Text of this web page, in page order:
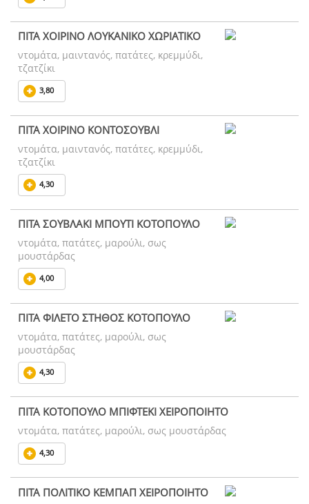
ΠΙΤΑ ΧΟΙΡΙΝΟ ΛΟΥΚΑΝΙΚΟ ΧΩΡΙΑΤΙΚΟ
ντομάτα, μαιντανός, πατάτες, κρεμμύδι,
τζατζίκι
3,80
ΠΙΤΑ ΧΟΙΡΙΝΟ ΚΟΝΤΟΣΟΥΒΛΙ
ντομάτα, μαιντανός, πατάτες, κρεμμύδι,
τζατζίκι
4,30
ΠΙΤΑ ΣΟΥΒΛΑΚΙ ΜΠΟΥΤΙ ΚΟΤΟΠΟΥΛΟ
ντομάτα, πατάτες, μαρούλι, σως
μουστάρδας
4,00
ΠΙΤΑ ΦΙΛΕΤΟ ΣΤΗΘΟΣ ΚΟΤΟΠΟΥΛΟ
ντομάτα, πατάτες, μαρούλι, σως
μουστάρδας
4,30
ΠΙΤΑ ΚΟΤΟΠΟΥΛΟ ΜΠΙΦΤΕΚΙ ΧΕΙΡΟΠΟΙΗΤΟ
ντομάτα, πατάτες, μαρούλι, σως μουστάρδας
4,30
ΠΙΤΑ ΠΟΛΙΤΙΚΟ ΚΕΜΠΑΠ ΧΕΙΡΟΠΟΙΗΤΟ